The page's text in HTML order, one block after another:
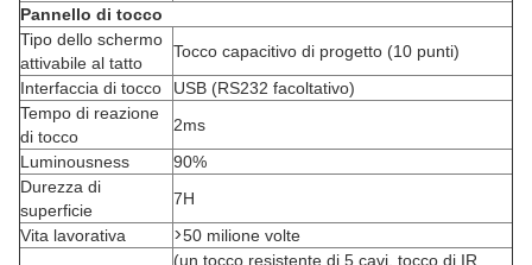
Pannello di tocco
Tipo dello schermo
attivabile al tatto
Tocco capacitivo di progetto (10 punti)
Interfaccia di tocco
USB (RS232 facoltativo)
Tempo di reazione
di tocco
2ms
Luminousness
90%
Durezza di
superficie
7H
Vita lavorativa
>50 milione volte
(un tocco resistente di 5 cavi, tocco di IR